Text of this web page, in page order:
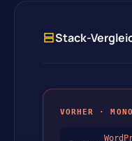
Stack-
VORHER ·